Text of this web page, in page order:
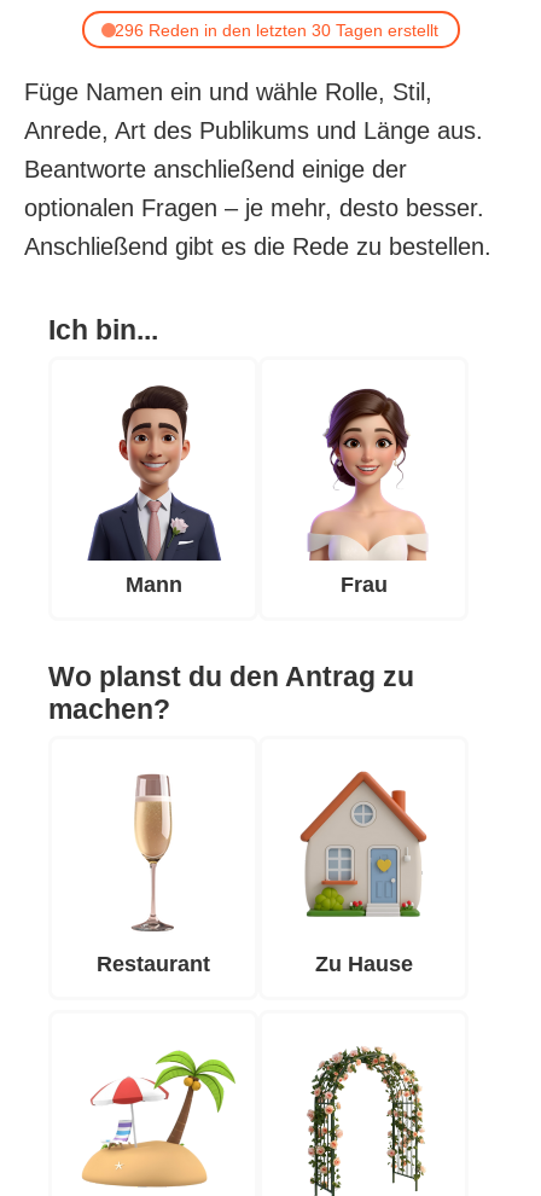
296 Reden in den letzten 30 Tagen erstellt
Füge Namen ein und wähle Rolle, Stil,
Anrede, Art des Publikums und Länge aus.
Beantworte anschließend einige der
optionalen Fragen – je mehr, desto besser.
Anschließend gibt es die Rede zu bestellen.
Ich bin...
Mann Frau
Wo planst du den Antrag zu
machen?
Restaurant Zu Hause